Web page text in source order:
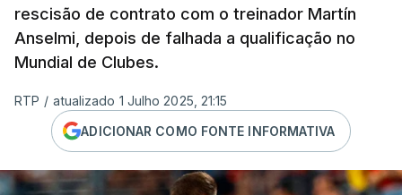
rescisão de contrato com o treinador Martín
Anselmi, depois de falhada a qualificação no
Mundial de Clubes.
RTP / atualizado 1 Julho 2025, 21:15
ADICIONAR COMO FONTE INFORMATIVA